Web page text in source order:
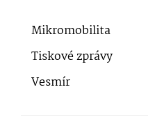
Mikromobilita
Tiskové zprávy
Vesmír